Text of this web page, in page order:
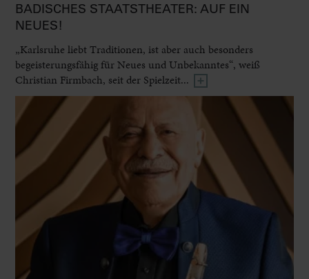
BADISCHES STAATSTHEATER: AUF EIN
NEUES!
„Karlsruhe liebt Traditionen, ist aber auch besonders
begeisterungsfähig für Neues und Unbekanntes“, weiß
Christian Firmbach, seit der Spielzeit...